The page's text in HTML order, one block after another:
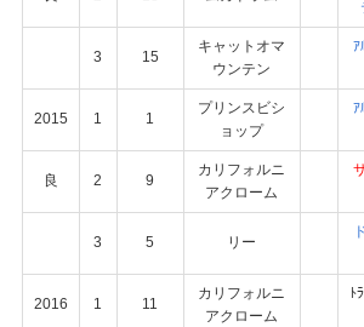
3 15
キャットオマ
ウンテン
ｱ
2015 1 1
プリンスビシ
ョップ
ｱ
良 2 9
カリフォルニ
アクローム
3 5 リー
2016 1 11
カリフォルニ
アクローム
ﾄ